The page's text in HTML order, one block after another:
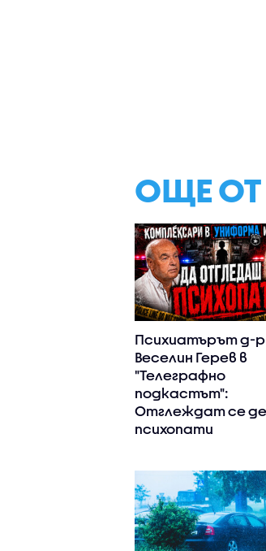
ОЩЕ ОТ
Психиатърът д-р
Веселин Герев в
"Телеграфно
подкастът":
Отглеждат се
психопати